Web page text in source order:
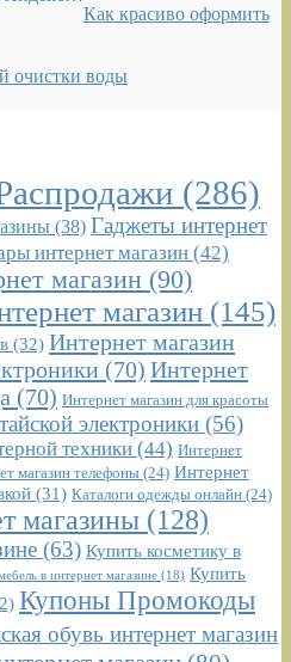
Как красиво оформить
очистки воды
(286)
(38) Гаджеты интернет
интернет магазин (42)
магазин (90)
магазин (145)
(32) Интернет магазин
(70) Интернет
(70) Интернет магазин для красоты
электроники (56)
техники (44) Интернет
магазин телефоны (24) Интернет
(31) Каталоги одежды онлайн (24)
магазины (128)
(63) Купить косметику в
в интернет магазине (18) Купить
Купоны Промокоды
обувь интернет магазин